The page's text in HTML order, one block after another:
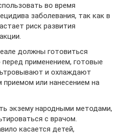
во время
заболевания, так как в
риск развития
должны готовиться
применением, готовые
и охлаждают
приемом или нанесением на
экзему народными методами,
с врачом.
касается детей,